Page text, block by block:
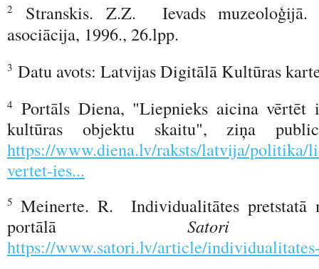
2
Stranskis. Z.Z. Ievads muzeoloģijā.
asociācija, 1996., 26.lpp.
3 Datu avots: Latvijas Digitālā Kultūras
4
Portāls Diena, "Liepnieks aicina vērtēt
kultūras objektu skaitu", ziņa
https://www.diena.lv/raksts/latvija/politika/
vertet-ies...
5 Meinerte. R. Individualitātes pretstatā
portālā
https://www.satori.lv/article/